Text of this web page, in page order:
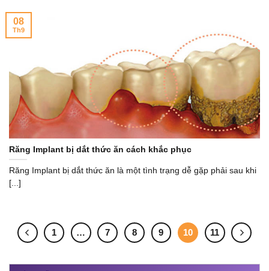
Răng Implant bị dắt thức ăn cách khắc phục
Răng Implant bị dắt thức ăn là một tình trạng dễ gặp phải sau khi
[...]
08
Th9
1 … 7 8 9 10 11